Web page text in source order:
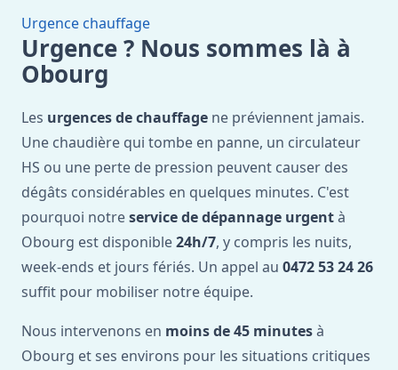
Urgence chauffage
Urgence ? Nous sommes là à
Obourg
Les urgences de chauffage ne préviennent jamais.
Une chaudière qui tombe en panne, un circulateur
HS ou une perte de pression peuvent causer des
dégâts considérables en quelques minutes. C'est
pourquoi notreservice de dépannage urgentà
Obourg est disponible24h/7, y compris les nuits,
week-ends et jours fériés. Un appel au 0472 53 24 26
suffit pour mobiliser notre équipe.
Nous intervenons en moins de 45 minutesà
Obourg et ses environs pour les situations critiques